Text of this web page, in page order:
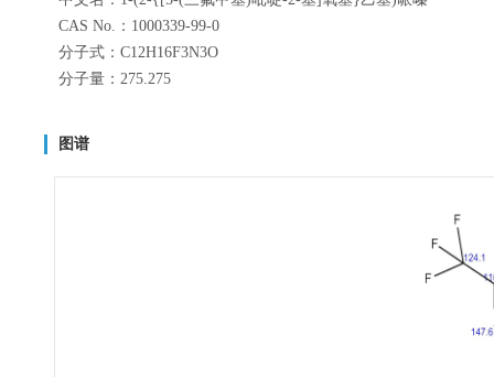
CAS No.：1000339-99-0
分子式：C12H16F3N3O
分子量：275.275
图谱